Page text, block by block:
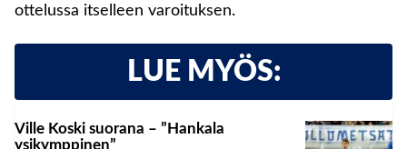
ottelussa itselleen varoituksen.
LUE MYÖS:
Ville Koski suorana – ”Hankala
ysikymppinen”